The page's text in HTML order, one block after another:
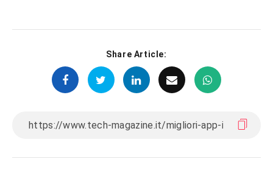
Share Article: